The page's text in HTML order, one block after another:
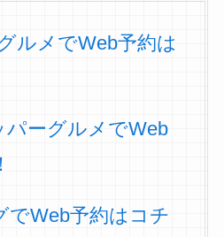
ルメでWeb予約は
ーグルメでWeb
でWeb予約はコチ